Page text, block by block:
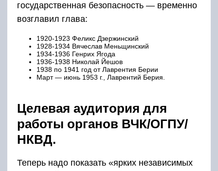
государственная безопасность — временно
возглавил глава:
1920-1923 Феликс Дзержинский
1928-1934 Вячеслав Меньщинский
1934-1936 Генрих Ягода
1936-1938 Николай Йешов
1938 по 1941 год от Лаврентия Берии
Март — июнь 1953 г., Лаврентий Берия.
Целевая аудитория для
работы органов ВЧК/ОГПУ/
НКВД.
Теперь надо показать «ярких независимых